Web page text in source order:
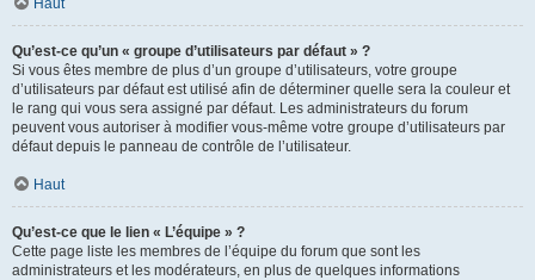
Haut
Qu’est-ce qu’un « groupe d’utilisateurs par défaut » ?
Si vous êtes membre de plus d’un groupe d’utilisateurs, votre groupe
d’utilisateurs par défaut est utilisé afin de déterminer quelle sera la couleur et
le rang qui vous sera assigné par défaut. Les administrateurs du forum
peuvent vous autoriser à modifier vous-même votre groupe d’utilisateurs par
défaut depuis le panneau de contrôle de l’utilisateur.
Haut
Qu’est-ce que le lien « L’équipe » ?
Cette page liste les membres de l’équipe du forum que sont les
administrateurs et les modérateurs, en plus de quelques informations